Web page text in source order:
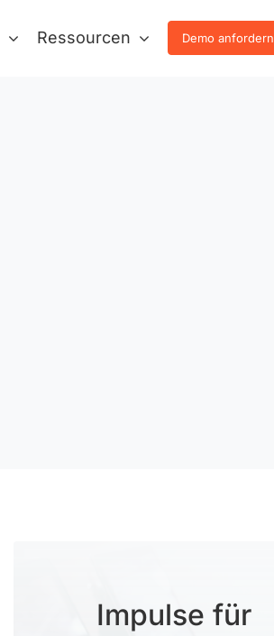
Ressourcen Demo anfordern
Impulse für